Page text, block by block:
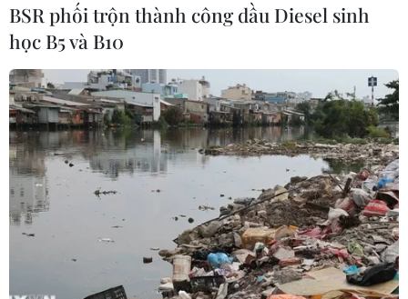
Theo dõi VietnamPlus
TIN LIÊN QUAN
BSR phối trộn thành công dầu Diesel sinh
học B5 và B10